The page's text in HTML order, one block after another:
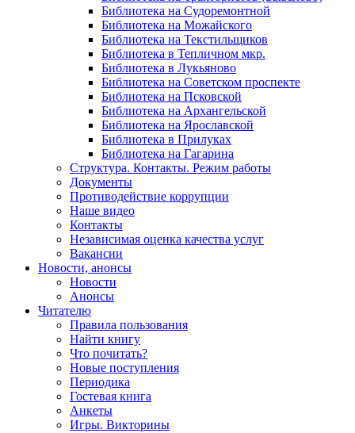
Библиотека на Судоремонтной
Библиотека на Можайского
Библиотека на Текстильщиков
Библиотека в Тепличном мкр.
Библиотека в Лукьяново
Библиотека на Советском проспекте
Библиотека на Псковской
Библиотека на Архангельской
Библиотека на Ярославской
Библиотека в Прилуках
Библиотека на Гагарина
Структура. Контакты. Режим работы
Документы
Противодействие коррупции
Наше видео
Контакты
Независимая оценка качества услуг
Вакансии
Новости, анонсы
Новости
Анонсы
Читателю
Правила пользования
Найти книгу
Что почитать?
Новые поступления
Периодика
Гостевая книга
Анкеты
Игры. Викторины